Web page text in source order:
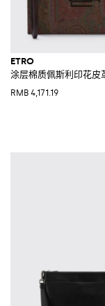
ETRO
涂层棉质佩斯利印花皮
RMB 4,171.19